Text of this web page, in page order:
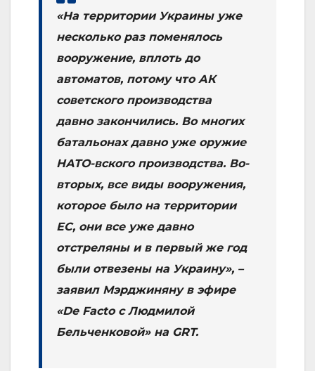
«На территории Украины уже
несколько раз поменялось
вооружение, вплоть до
автоматов, потому что АК
советского производства
давно закончились. Во многих
батальонах давно уже оружие
НАТО-вского производства. Во-
вторых, все виды вооружения,
которое было на территории
ЕС, они все уже давно
отстреляны и в первый же год
были отвезены на Украину», –
заявил Мэрджиняну в эфире
«De Facto с Людмилой
Бельченковой» на GRT.